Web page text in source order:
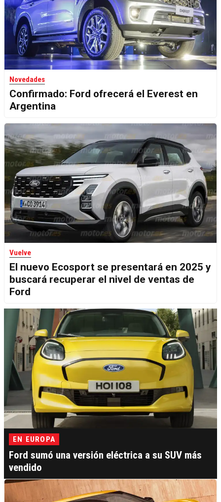
Novedades
Confirmado: Ford ofrecerá el Everest en
Argentina
Vuelve
El nuevo Ecosport se presentará en 2025 y
buscará recuperar el nivel de ventas de
Ford
EN EUROPA
Ford sumó una versión eléctrica a su SUV más
vendido